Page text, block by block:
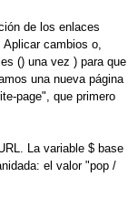
de los enlaces
Aplicarcambios o,
() una vez ) para que
una nueva página
page", que primero
La variable $ base
el valor "pop /